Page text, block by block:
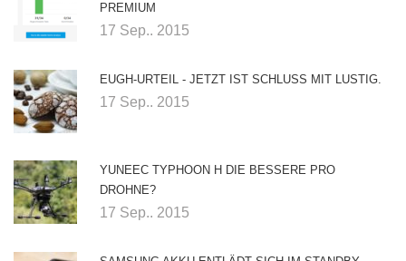
PREMIUM
17 Sep.. 2015
EUGH-URTEIL - JETZT IST SCHLUSS MIT LUSTIG.
17 Sep.. 2015
YUNEEC TYPHOON H DIE BESSERE PRO
DROHNE?
17 Sep.. 2015